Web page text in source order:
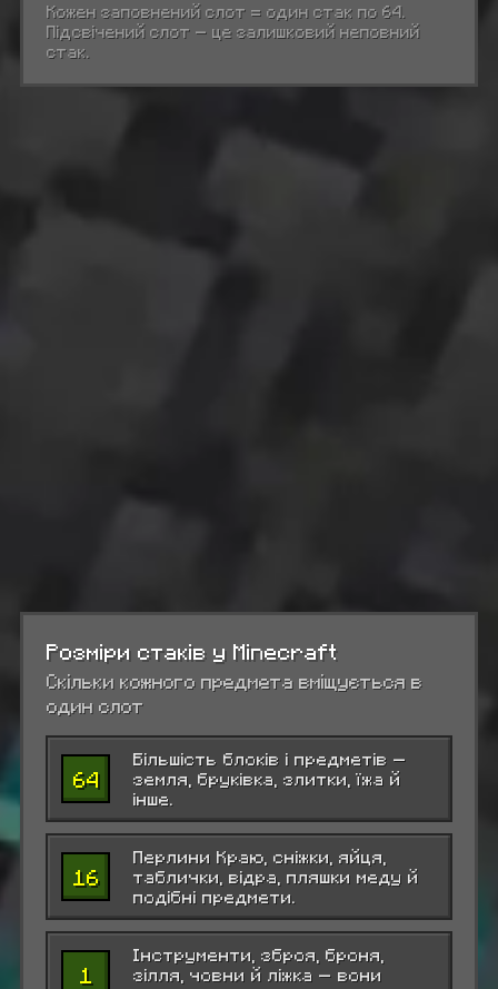
Кожен заповнений слот = один стак по 64.
Підсвічений слот — це залишковий неповний
стак.
Розміри стаків у Minecraft
Скільки кожного предмета вміщується в
один слот
64
Більшість блоків і предметів —
земля, бруківка, злитки, їжа й
інше.
16
Перлини Краю, сніжки, яйця,
таблички, відра, пляшки меду й
подібні предмети.
1
Інструменти, зброя, броня,
зілля, човни й ліжка — вони